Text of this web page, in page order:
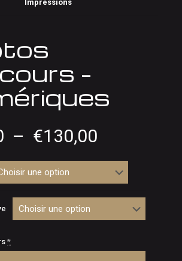
Impressions
–
– €130,00
prix :
€10,00
€130,00
*